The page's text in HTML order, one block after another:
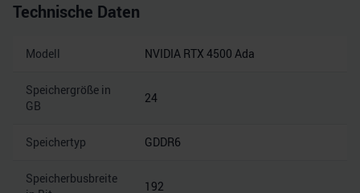
Technische Daten
Modell NVIDIA RTX 4500 Ada
Speichergröße in
GB
24
Speichertyp GDDR6
Speicherbusbreite
192